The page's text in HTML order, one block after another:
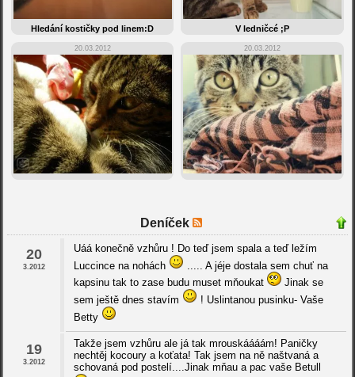
Hledání kostičky pod linem:D V ledničcé ;P
20.03.2012 20.03.2012
Deníček
20
3.2012
Uáá konečně vzhůru ! Do teď jsem spala a teď ležím
Luccince na nohách
..... A jéje dostala sem chuť na
kapsinu tak to zase budu muset mňoukat
Jinak se
sem ještě dnes stavím
! Uslintanou pusinku- Vaše
Betty
19
3.2012
Takže jsem vzhůru ale já tak mrouskáááám! Paničky
nechtěj kocoury a koťata! Tak jsem na ně naštvaná a
schovaná pod postelí....Jinak mňau a pac vaše Betull